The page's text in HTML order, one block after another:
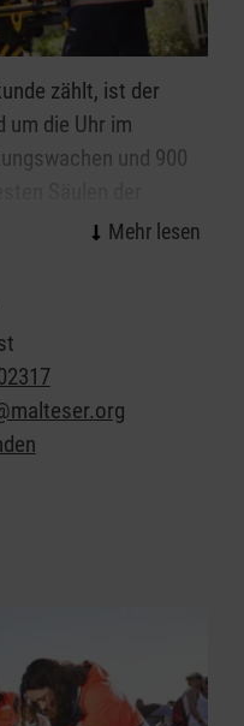
zählt, ist der
um die Uhr im
und 900
in Deutschland. In
für eine optimale
und -patienten
aktuell zwei
arbeiten?